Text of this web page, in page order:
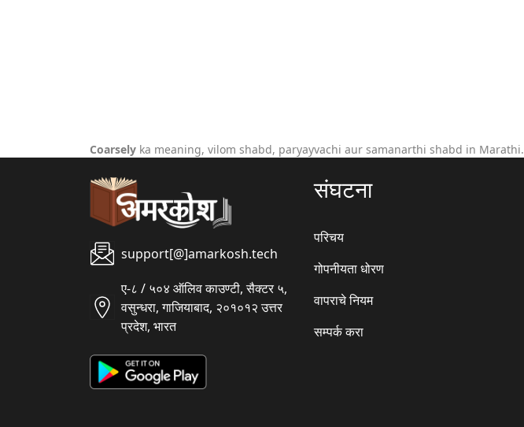
Coarsely ka meaning, vilom shabd, paryayvachi aur samanarthi shabd in Marathi.
support[@]amarkosh.tech
ए-८ / ५०४ ऑलिव काउण्टी, सैक्टर ५,
वसुन्धरा, गाजियाबाद, २०१०१२ उत्तर
प्रदेश, भारत
संघटना
परिचय
गोपनीयता धोरण
वापराचे नियम
सम्पर्क करा